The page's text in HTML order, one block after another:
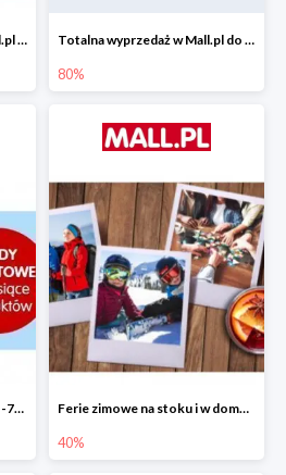
Moda dla całej rodziny w Mall.pl do -78% Totalna wyprzedaż w Mall.pl do -80%
80%
Tysiące rabatów w Mall.pl do -70% Ferie zimowe na stoku i w domu w Mall.pl do -40%
40%